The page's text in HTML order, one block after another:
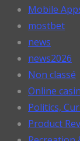
Mobile
mostbet
news
news2026
Non classé
Online
Politics,
Product